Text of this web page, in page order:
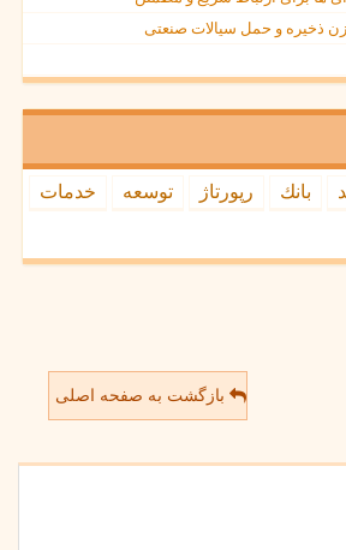
ذخیره و حمل سیالات صنعتی
بانك رپورتاژ توسعه
خدمات
بازگشت به صفحه اصلی